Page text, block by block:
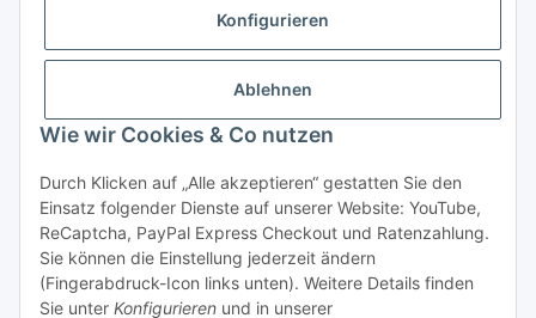
Konfigurieren
Ablehnen
Wie wir Cookies & Co nutzen
Durch Klicken auf „Alle akzeptieren“ gestatten Sie den
Einsatz folgender Dienste auf unserer Website: YouTube,
ReCaptcha, PayPal Express Checkout und Ratenzahlung.
Sie können die Einstellung jederzeit ändern
(Fingerabdruck-Icon links unten). Weitere Details finden
Sie unter Konfigurieren und in unserer
Newsletter Abonnieren
Gesetzliche Informationen
Vertrag widerrufen